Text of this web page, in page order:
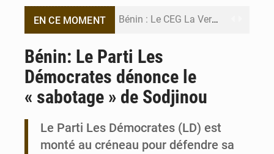
EN CE MOMENT Bénin : Le CEG La Verdure de Ouèdo fait sa mue pour la rentrée
Valse des entraîneurs en Première Division béninoise
Bénin: Le Parti Les
Démocrates dénonce le
« sabotage » de Sodjinou
Le Parti Les Démocrates (LD) est
monté au créneau pour défendre sa